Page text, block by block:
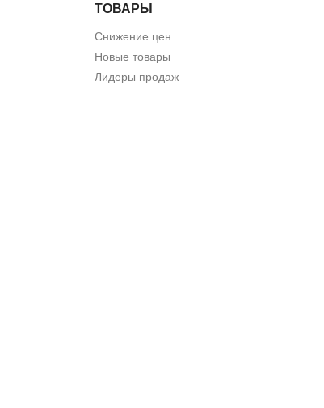
ТОВАРЫ
Снижение цен
Новые товары
Лидеры продаж